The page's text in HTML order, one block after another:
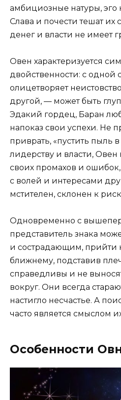
амбициозные натуры, эго
Слава и почести тешат
денег и власти не имеет
Овен характеризуется
двойственности: с одной
олицетворяет
другой, — может быть
Эдакий гордец, Баран
напоказ свои успехи. Не
приврать, «пустить пыль в
лидерству и власти, Овен
своих промахов и ошибок,
с волей и интересами
мстителен, склонен к
Одновременно с
представитель знака
и сострадающим, прийти
ближнему, подставив
справедливы и не
вокруг. Они всегда
настигло несчастье. А
часто является смыслом
Особенности